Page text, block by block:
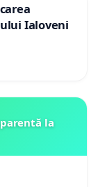
Ialoveni
la